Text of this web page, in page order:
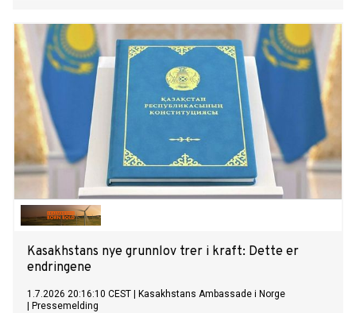
Kasakhstans nye grunnlov trer i kraft: Dette er
endringene
1.7.2026 20:16:10 CEST
Kasakhstans Ambassade i Norge
Pressemelding